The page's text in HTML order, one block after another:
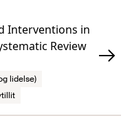
Interventions in
Review
lidelse)